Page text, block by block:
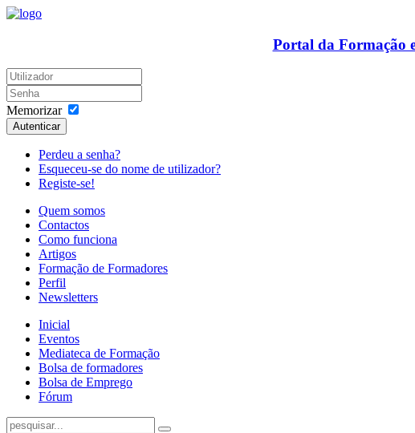
Portal da Formação
Memorizar
Autenticar
Perdeu a senha?
Esqueceu-se do nome de utilizador?
Registe-se!
Quem somos
Contactos
Como funciona
Artigos
Formação de Formadores
Perfil
Newsletters
Inicial
Eventos
Mediateca de Formação
Bolsa de formadores
Bolsa de Emprego
Fórum